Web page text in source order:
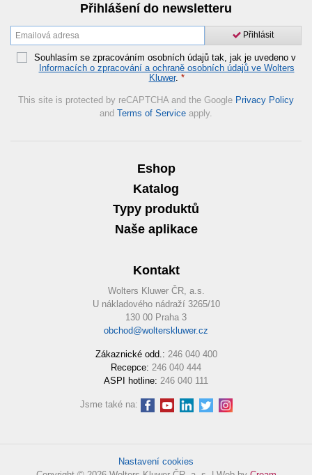
Přihlášení do newsletteru
Přihlásit
Souhlasím se zpracováním osobních údajů tak, jak je uvedeno v
Informacích o zpracování a ochraně osobních údajů ve Wolters
Kluwer. *
This site is protected by reCAPTCHA and the Google Privacy Policy
and Terms of Service apply.
Eshop
Katalog
Typy produktů
Naše aplikace
Kontakt
Wolters Kluwer ČR, a.s.
U nákladového nádraží 3265/10
130 00 Praha 3
obchod@wolterskluwer.cz
Zákaznické odd.: 246 040 400
Recepce: 246 040 444
ASPI hotline: 246 040 111
Jsme také na:
Nastavení cookies